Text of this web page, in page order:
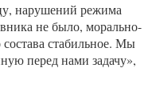
нарушений режима
не было, морально-
состава стабильное. Мы
перед нами задачу»,